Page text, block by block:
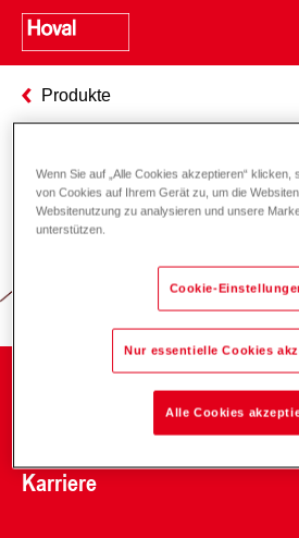
Produkte
Verantwortung für
Karriere
Wenn Sie auf „Alle Cookies akzeptieren“ klicken,
von Cookies auf Ihrem Gerät zu, um die
Websitenutzung zu analysieren und unsere
unterstützen.
Cookie-
Nur essentielle Cookies
Alle Cookies